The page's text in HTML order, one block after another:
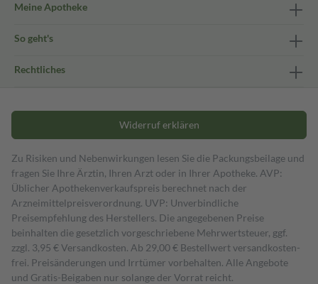
Meine Apotheke
So geht's
Rechtliches
Widerruf erklären
Zu Risiken und Nebenwirkungen lesen Sie die Packungsbeilage und
fragen Sie Ihre Ärztin, Ihren Arzt oder in Ihrer Apotheke. AVP:
Üblicher Apothekenverkaufspreis berechnet nach der
Arzneimittelpreisverordnung. UVP: Unverbindliche
Preisempfehlung des Herstellers. Die angegebenen Preise
beinhalten die gesetzlich vorgeschriebene Mehrwertsteuer, ggf.
zzgl. 3,95 € Versandkosten. Ab 29,00 € Bestell­wert versand­kosten­
frei. Preisänderungen und Irrtümer vorbehalten. Alle Angebote
und Gratis-Beigaben nur solange der Vorrat reicht.